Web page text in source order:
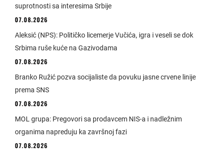
suprotnosti sa interesima Srbije
07.08.2026
Aleksić (NPS): Političko licemerje Vučića, igra i veseli se dok
Srbima ruše kuće na Gazivodama
07.08.2026
Branko Ružić pozva socijaliste da povuku jasne crvene linije
prema SNS
07.08.2026
MOL grupa: Pregovori sa prodavcem NIS-a i nadležnim
organima napreduju ka završnoj fazi
07.08.2026